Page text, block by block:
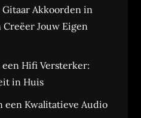
Akkoorden in
Creëer Jouw Eigen
Hifi Versterker:
in Huis
een Kwalitatieve Audio